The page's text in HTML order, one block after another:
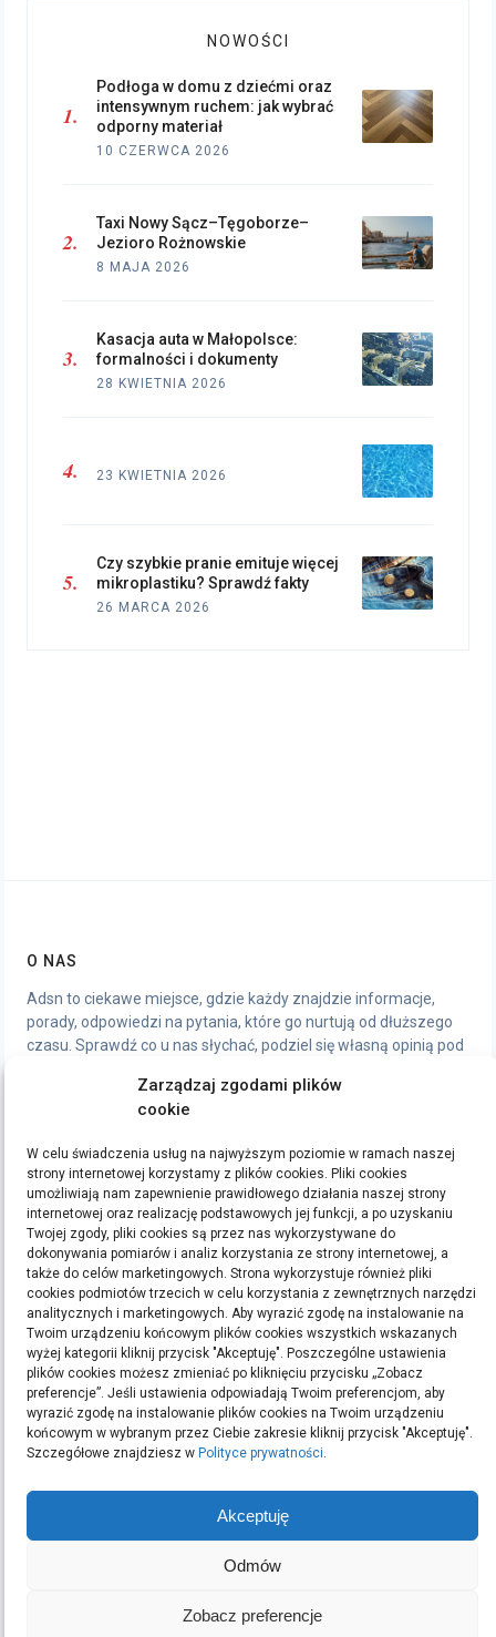
Zarządzaj zgodami plików
cookie
W celu świadczenia usług na najwyższym poziomie w ramach naszej
strony internetowej korzystamy z plików cookies. Pliki cookies
umożliwiają nam zapewnienie prawidłowego działania naszej strony
internetowej oraz realizację podstawowych jej funkcji, a po uzyskaniu
Twojej zgody, pliki cookies są przez nas wykorzystywane do
dokonywania pomiarów i analiz korzystania ze strony internetowej, a
także do celów marketingowych. Strona wykorzystuje również pliki
cookies podmiotów trzecich w celu korzystania z zewnętrznych narzędzi
analitycznych i marketingowych. Aby wyrazić zgodę na instalowanie na
Twoim urządzeniu końcowym plików cookies wszystkich wskazanych
wyżej kategorii kliknij przycisk "Akceptuję". Poszczególne ustawienia
plików cookies możesz zmieniać po kliknięciu przycisku „Zobacz
preferencje”. Jeśli ustawienia odpowiadają Twoim preferencjom, aby
wyrazić zgodę na instalowanie plików cookies na Twoim urządzeniu
końcowym w wybranym przez Ciebie zakresie kliknij przycisk "Akceptuję".
Szczegółowe znajdziesz w Polityce prywatności.
Akceptuję
Odmów
Zobacz preferencje
NOWOŚCI
Podłoga w domu z dziećmi oraz
intensywnym ruchem: jak wybrać
odporny materiał
10 CZERWCA 2026
Taxi Nowy Sącz–Tęgoborze–
Jezioro Rożnowskie
8 MAJA 2026
Kasacja auta w Małopolsce:
formalności i dokumenty
28 KWIETNIA 2026
23 KWIETNIA 2026
Czy szybkie pranie emituje więcej
mikroplastiku? Sprawdź fakty
26 MARCA 2026
O NAS
Adsn to ciekawe miejsce, gdzie każdy znajdzie informacje,
porady, odpowiedzi na pytania, które go nurtują od dłuższego
czasu. Sprawdź co u nas słychać, podziel się własną opinią pod
Polityka Prywatności
ETYKIETY
bieganie filmy handmade kredyt kredyty moda pomysły na prezent ręcznie
robione zakładki do książek rękodzieło sen sklep z rękodziełem sport ubrania
Szukaj:
ARCHIWA